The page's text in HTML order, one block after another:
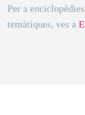
Per a
temàtiques, ves a